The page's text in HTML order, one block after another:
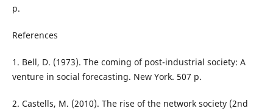
p.
References
1. Bell, D. (1973). The coming of post-industrial society: A
venture in social forecasting. New York. 507 p.
2. Castells, M. (2010). The rise of the network society (2nd